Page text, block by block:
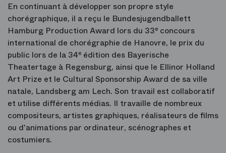
En continuant à développer son propre style
chorégraphique, il a reçu le Bundesjugendballett
Hamburg Production Award lors du 33e concours
international de chorégraphie de Hanovre, le prix du
public lors de la 34e édition des Bayerische
Theatertage à Regensburg, ainsi que le Ellinor Holland
Art Prize et le Cultural Sponsorship Award de sa ville
natale, Landsberg am Lech. Son travail est collaboratif
et utilise différents médias. Il travaille de nombreux
compositeurs, artistes graphiques, réalisateurs de films
ou d'animations par ordinateur, scénographes et
costumiers.